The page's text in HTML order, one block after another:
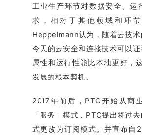
工业生产环节对数据安全、运
求，相对于其他领域和环节
Heppelmann认为，随着云技术
今天的云安全和连接技术可以证
属性和运行性能比本地更好，
发展的根本契机。
2017年前后，PTC开始从商
「服务」模式，PTC提出将过
式更改为订阅模式。并宣布自